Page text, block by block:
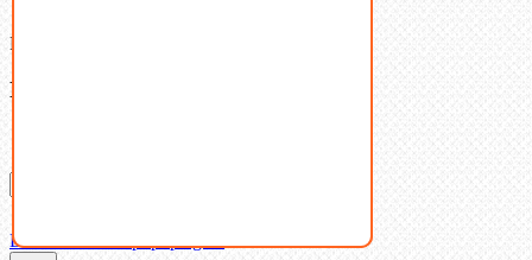
Поиск